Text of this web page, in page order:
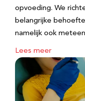
opvoeding. We
belangrijke
namelijk ook
Lees meer